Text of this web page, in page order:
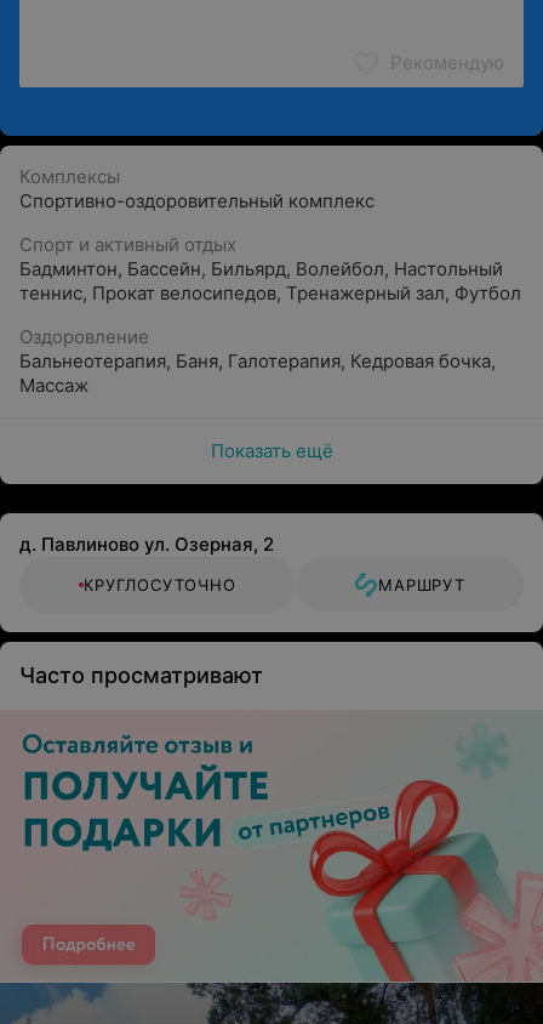
Рекомендую
Комплексы
Спортивно-оздоровительный комплекс
Спорт и активный отдых
Бадминтон, Бассейн, Бильярд, Волейбол, Настольный
теннис, Прокат велосипедов, Тренажерный зал, Футбол
Оздоровление
Бальнеотерапия, Баня, Галотерапия, Кедровая бочка,
Массаж
Показать ещё
д. Павлиново ул. Озерная, 2
КРУГЛОСУТОЧНО МАРШРУТ
Часто просматривают